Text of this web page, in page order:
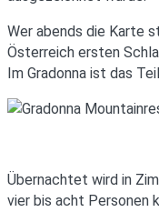
Wer abends die Karte
Österreich ersten
Im Gradonna ist das
Übernachtet wird in
vier bis acht Personen